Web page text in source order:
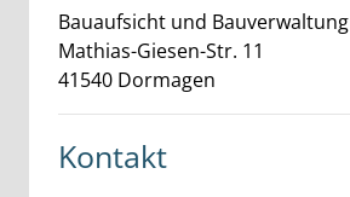
Bauaufsicht und Bauverwaltung
Mathias-Giesen-Str. 11
41540 Dormagen
Kontakt